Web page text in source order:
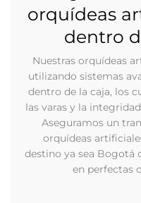
orquídeas
dentro
Nuestras orquídeas
utilizando sistemas
dentro de la caja, los
las varas y la
Aseguramos un
orquídeas
destino ya sea Bogotá
en perfectas